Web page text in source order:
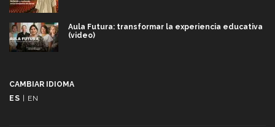
Aula Futura: transformar la experiencia educativa
(video)
CAMBIAR IDIOMA
ES
EN